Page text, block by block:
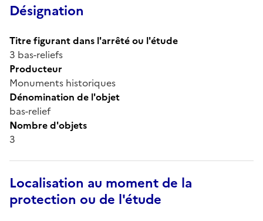
Désignation
Titre figurant dans l'arrêté ou l'étude
3 bas-reliefs
Producteur
Monuments historiques
Dénomination de l'objet
bas-relief
Nombre d'objets
3
Localisation au moment de la
protection ou de l'étude